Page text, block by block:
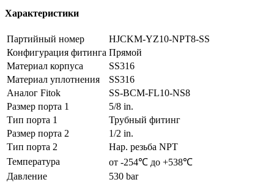
Характеристики
Партийный номер
HJCKM-YZ10-NPT8-SS
Конфигурация фитинга Прямой
Материал корпуса
SS316
Материал уплотнения
SS316
Аналог Fitok
SS-BCM-FL10-NS8
Размер порта 1
5/8 in.
Тип порта 1
Трубный фитинг
Размер порта 2
1/2 in.
Тип порта 2
Нар. резьба NPT
Температура
от -254℃ до +538℃
Давление
530 bar